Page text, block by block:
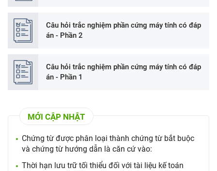
Câu hỏi trắc nghiệm phần cứng máy tính có đáp
án - Phần 2
Câu hỏi trắc nghiệm phần cứng máy tính có đáp
án - Phần 1
MỚI CẬP NHẬT
Chứng từ được phân loại thành chứng từ bắt buộc
và chứng từ hướng dẫn là căn cứ vào:
Thời hạn lưu trữ tối thiểu đối với tài liệu kế toán